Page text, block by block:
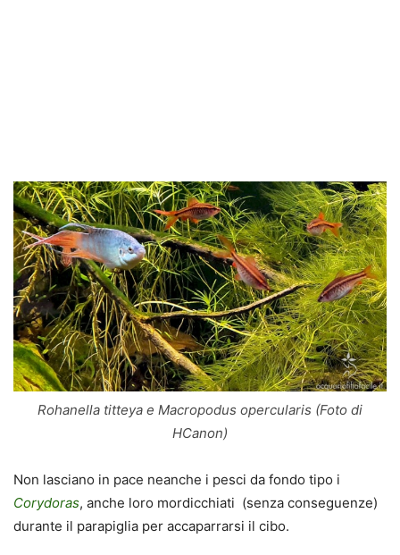
Rohanella titteya e Macropodus opercularis (Foto di
HCanon)
Non lasciano in pace neanche i pesci da fondo tipo i
Corydoras, anche loro mordicchiati (senza conseguenze)
durante il parapiglia per accaparrarsi il cibo.